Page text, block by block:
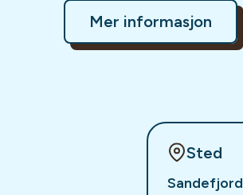
Mer informasjon
Sted
Sandefjord